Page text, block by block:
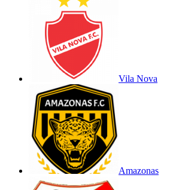
Vila Nova
Amazonas